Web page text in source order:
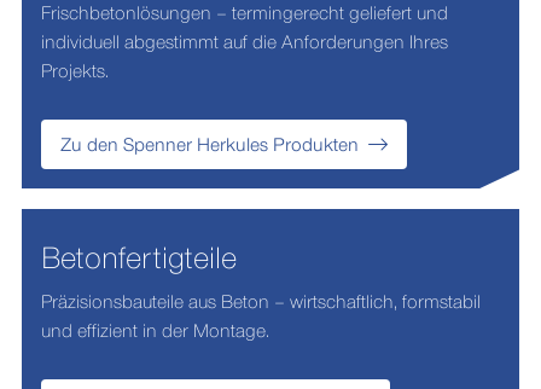
Frischbetonlösungen – termingerecht geliefert und
individuell abgestimmt auf die Anforderungen Ihres
Projekts.
Zu den Spenner Herkules Produkten
Betonfertigteile
Präzisionsbauteile aus Beton – wirtschaftlich, formstabil
und effizient in der Montage.